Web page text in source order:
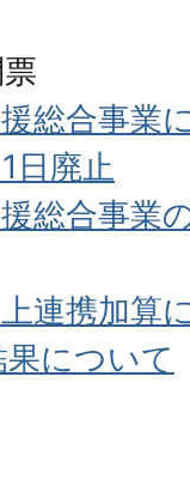
総合事業
日廃止
総合事業
連携加算
について